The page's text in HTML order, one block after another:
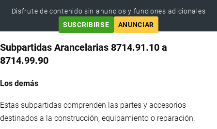
Disfrute de contenido sin anuncios y funciones adicionales
SUSCRIBIRSE
ANUNCIAR
Subpartidas Arancelarias 8714.91.10 a
8714.99.90
Los demás
Estas subpartidas comprenden las partes y accesorios
destinados a la construcción, equipamiento o reparación: